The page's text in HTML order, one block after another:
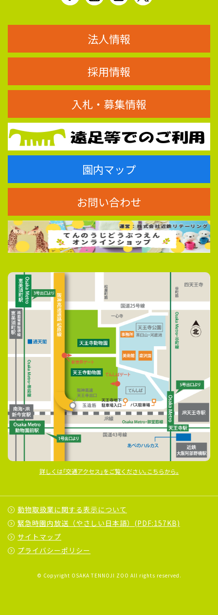
法人情報
採用情報
入札・募集情報
園内マップ
お問い合わせ
詳しくは｢交通アクセス｣をご覧ください｡こちらから｡
動物取扱業に関する表示について
緊急時園内放送（やさしい日本語）(PDF:157KB)
サイトマップ
プライバシーポリシー
© Copyright OSAKA TENNOJI ZOO All rights reserved.